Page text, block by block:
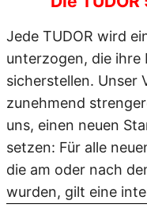
Jede TUDOR wird
unterzogen, die ihre
sicherstellen. Unser
zunehmend
uns, einen neuen
setzen: Für alle
die am oder nach
wurden, gilt eine